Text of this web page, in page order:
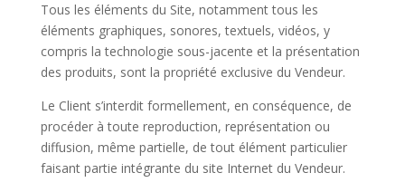
Tous les éléments du Site, notamment tous les
éléments graphiques, sonores, textuels, vidéos, y
compris la technologie sous-jacente et la présentation
des produits, sont la propriété exclusive du Vendeur.
Le Client s’interdit formellement, en conséquence, de
procéder à toute reproduction, représentation ou
diffusion, même partielle, de tout élément particulier
faisant partie intégrante du site Internet du Vendeur.